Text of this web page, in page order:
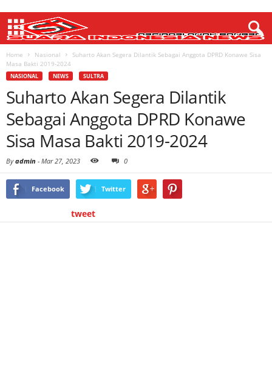
Home Nasional
Suharto Akan Segera Dilantik Sebagai Anggota DPRD Konawe Sisa
Masa Bakti 2019-2024
NASIONAL NEWS SULTRA
Suharto Akan Segera Dilantik
Sebagai Anggota DPRD Konawe
Sisa Masa Bakti 2019-2024
Byadmin - Mar 27, 2023 0
Facebook Twitter
tweet